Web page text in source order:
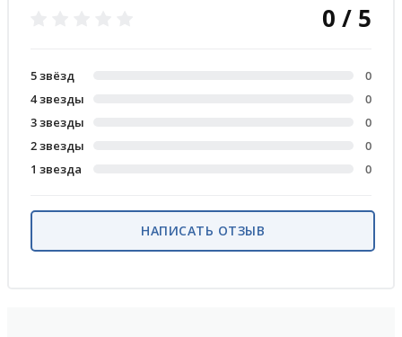
0 / 5
5 звёзд
0
4 звезды
0
3 звезды
0
2 звезды
0
1 звезда
0
НАПИСАТЬ ОТЗЫВ